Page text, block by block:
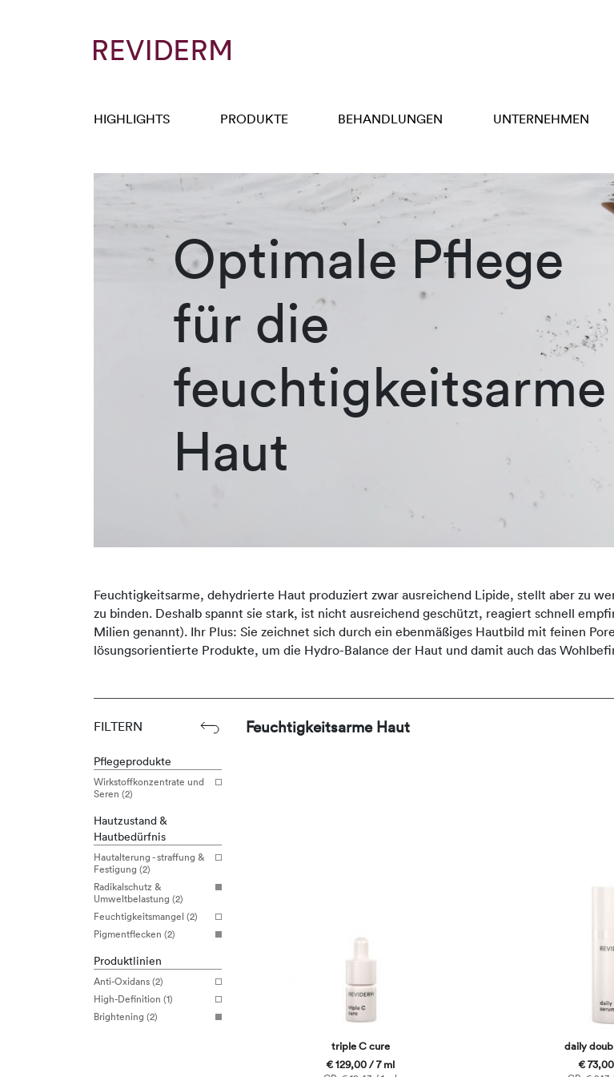
HIGHLIGHTS PRODUKTE BEHANDLUNGEN UNTERNEHMEN
Optimale Pflege
für die
feuchtigkeitsarme
Haut
Feuchtigkeitsarme, dehydrierte Haut produziert zwar ausreichend Lipide, stellt aber zu
zu binden. Deshalb spannt sie stark, ist nicht ausreichend geschützt, reagiert schnell
Milien genannt). Ihr Plus: Sie zeichnet sich durch ein ebenmäßiges Hautbild mit feinen
lösungsorientierte Produkte, um die Hydro-Balance der Haut und damit auch das
FILTERN
Pflegeprodukte
Wirkstoffkonzentrate und
Seren (2)
Hautzustand &
Hautbedürfnis
Hautalterung - straffung &
Festigung (2)
Radikalschutz &
Umweltbelastung (2)
Feuchtigkeitsmangel (2)
Pigmentflecken (2)
Produktlinien
Anti-Oxidans (2)
High-Definition (1)
Brightening (2)
Feuchtigkeitsarme Haut
triple C cure
€ 129,00 / 7 ml
daily
€